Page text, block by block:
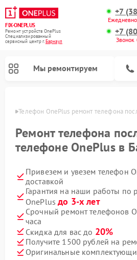
FIX-ONEPLUS
Ремонт устройств OnePlus
Специализированный
cервисный центр г.Барнаул
+7
+7
Мы ремонтируем
Телефон OnePlus ремонт телефона
Ремонт телефона
телефоне OnePlus в
Привезем и увезем телефон
доставкой
Гарантия на наши работы по
OnePlusдо 3-х лет
Срочный ремонт телефонов
часа
Скидка для вас до 20%
Получите 1500 рублей на
Оригинальные